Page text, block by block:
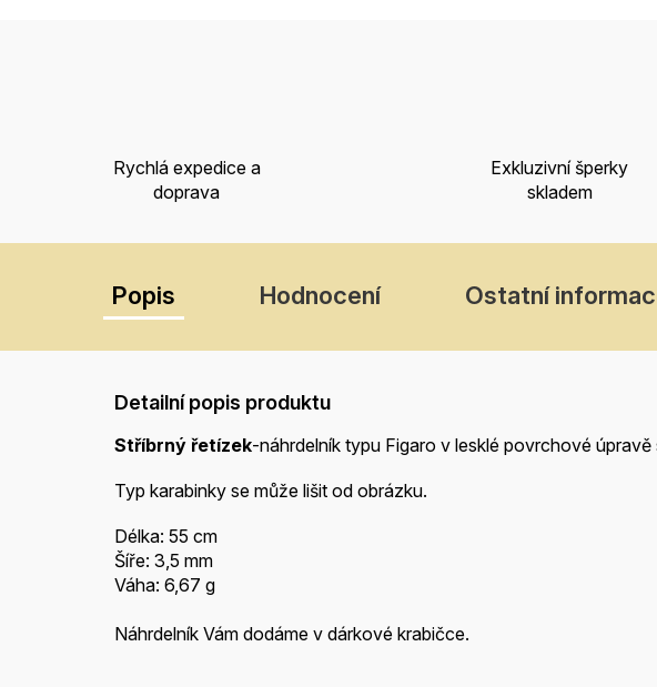
Rychlá expedice a
doprava
Exkluzivní šperky
skladem
Popis Hodnocení Ostatní
Detailní popis produktu
Stříbrný řetízek-náhrdelník typu Figaro v lesklé povrchové
Typ karabinky se může lišit od obrázku.
Délka: 55 cm
Šíře: 3,5 mm
Váha: 6,67 g
Náhrdelník Vám dodáme v dárkové krabičce.